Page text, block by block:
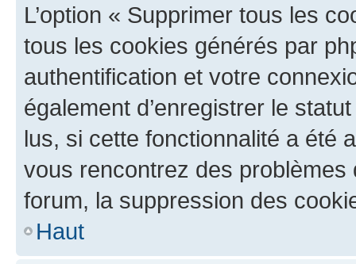
L’option « Supprimer tous les
tous les cookies générés par
authentification et votre
également d’enregistrer le
lus, si cette fonctionnalité a été
vous rencontrez des
forum, la suppression des
Haut